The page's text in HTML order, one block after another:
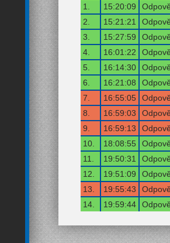
1.
15:20:09
2.
15:21:21
3.
15:27:59
4.
16:01:22
5.
16:14:30
6.
16:21:08
7.
16:55:05
8.
16:59:03
9.
16:59:13
10.
18:08:55
11.
19:50:31
12.
19:51:09
13.
19:55:43
14.
19:59:44